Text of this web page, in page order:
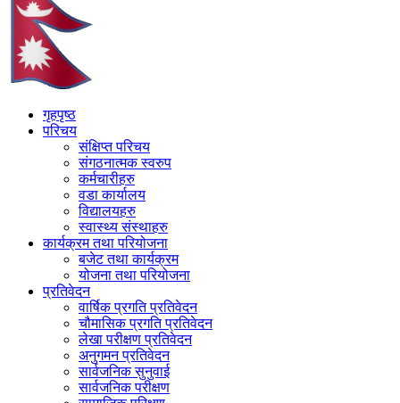
गृहपृष्ठ
परिचय
संक्षिप्त परिचय
संगठनात्मक स्वरुप
कर्मचारीहरु
वडा कार्यालय
विद्यालयहरु
स्वास्थ्य संस्थाहरु
कार्यक्रम तथा परियोजना
बजेट तथा कार्यक्रम
योजना तथा परियोजना
प्रतिवेदन
वार्षिक प्रगति प्रतिवेदन
चौमासिक प्रगति प्रतिवेदन
लेखा परीक्षण प्रतिवेदन
अनुगमन प्रतिवेदन
सार्वजनिक सुनुवाई
सार्वजनिक परीक्षण